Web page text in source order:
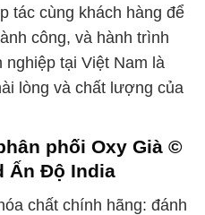
tác cùng khách hàng để
công, và hành trình
nghiệp tại Việt Nam là
lòng và chất lượng của
phối Oxy Già ©
Ấn Độ India
chất chính hãng: đánh